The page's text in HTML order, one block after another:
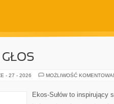
- 27 - 2026 MOŻLIWOŚĆ
Ekos-Sułów to inspirujący